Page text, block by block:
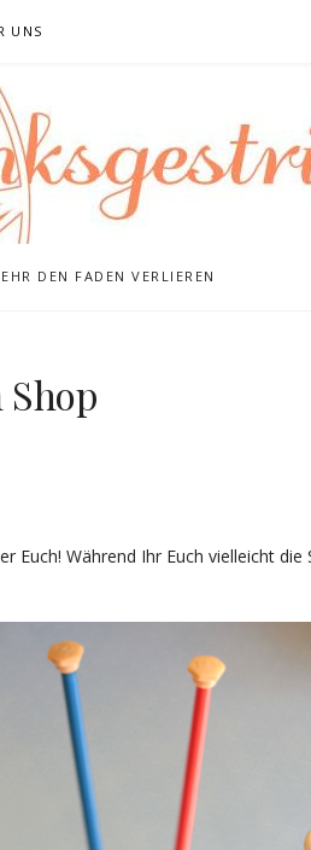
UNS
DEN FADEN VERLIEREN
Während Ihr Euch vielleicht